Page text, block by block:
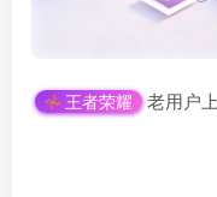
王者荣耀 老用户